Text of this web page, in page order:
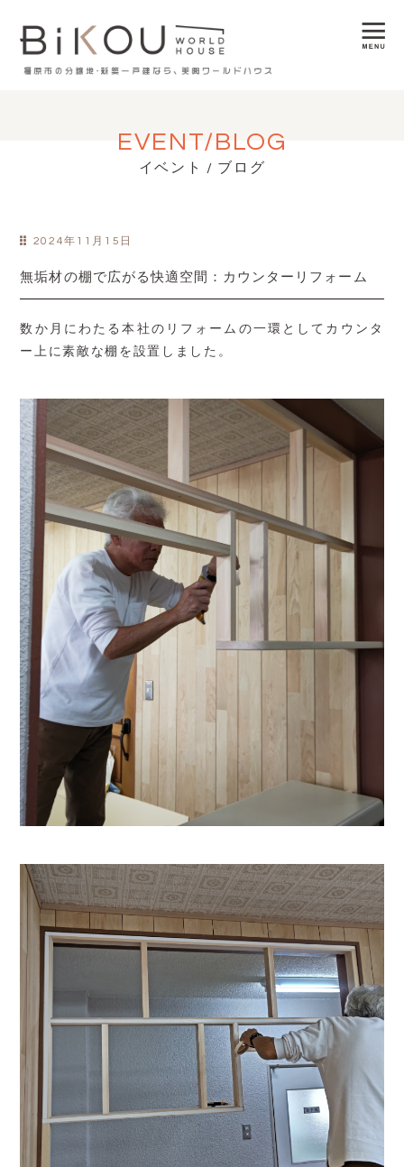
EVENT/BLOG
イベント / ブログ
2024年11月15日
無垢材の棚で広がる快適空間：カウンターリフォーム
数か月にわたる本社のリフォームの一環としてカウンタ
ー上に素敵な棚を設置しました。